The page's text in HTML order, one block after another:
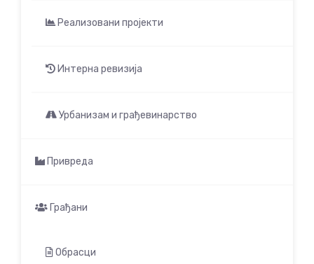
Реализовани пројекти
Интерна ревизија
Урбанизам и грађевинарство
Привреда
Грађани
Обрасци